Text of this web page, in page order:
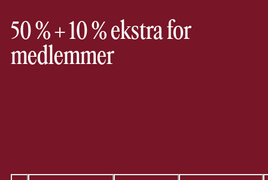
50 % + 10 % ekstra for
medlemmer